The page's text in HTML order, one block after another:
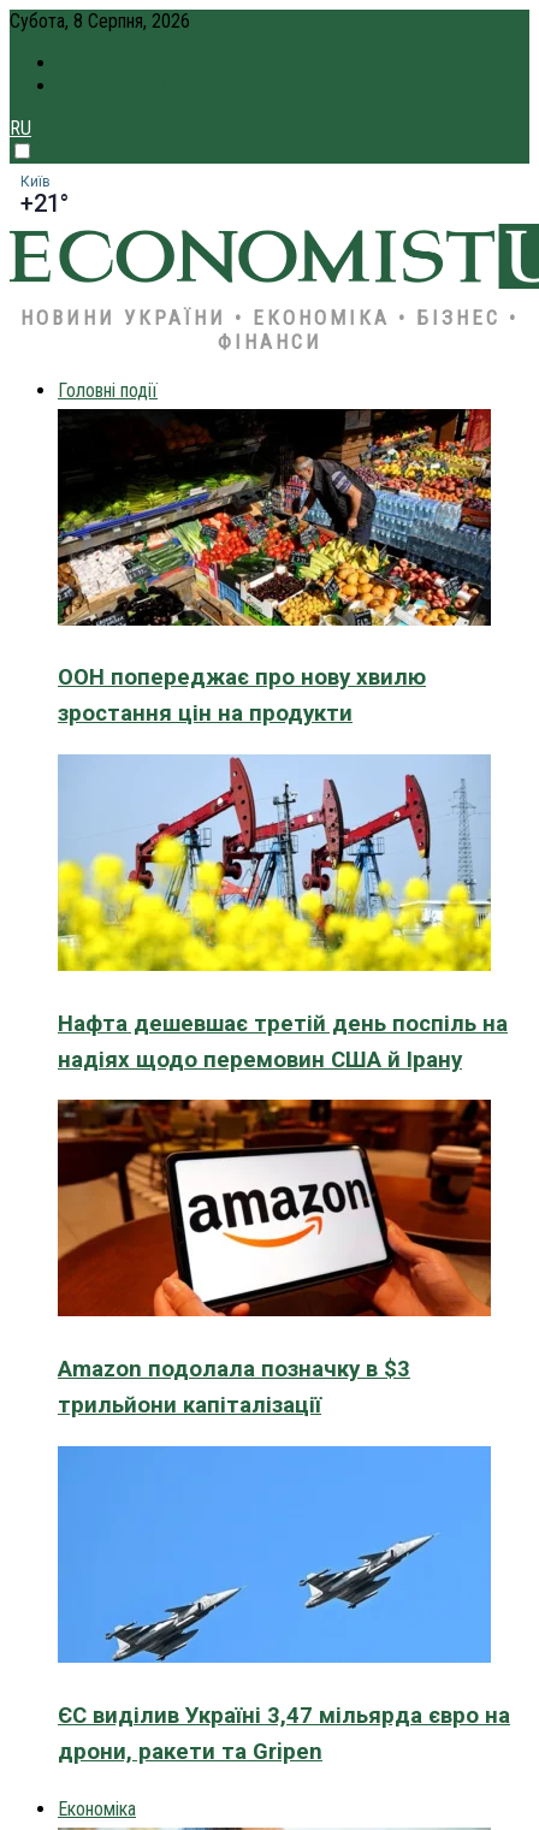
Субота, 8 Серпня, 2026
RU
Київ
+21°
НОВИНИ УКРАЇНИ • ЕКОНОМІКА • БІЗНЕС •
ФІНАНСИ
Головні події
ООН попереджає про нову хвилю
зростання цін на продукти
Нафта дешевшає третій день поспіль на
надіях щодо перемовин США й Ірану
Amazon подолала позначку в $3
трильйони капіталізації
ЄС виділив Україні 3,47 мільярда євро на
дрони, ракети та Gripen
Економіка